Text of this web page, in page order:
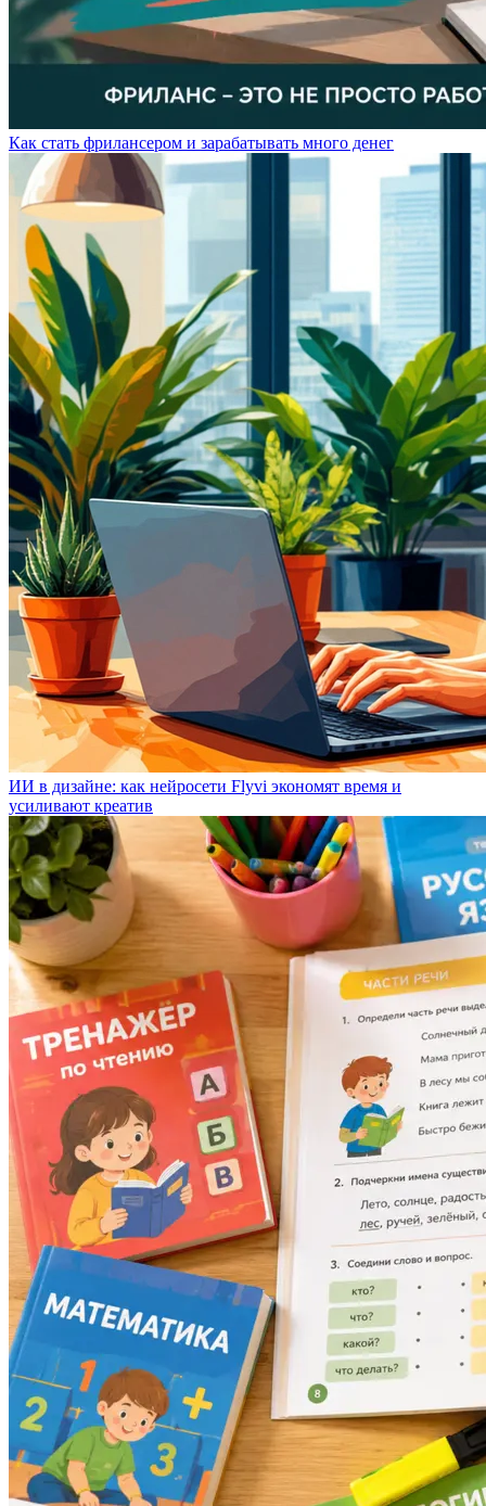
Как стать фрилансером и зарабатывать много денег
ИИ в дизайне: как нейросети Flyvi экономят время и
усиливают креатив